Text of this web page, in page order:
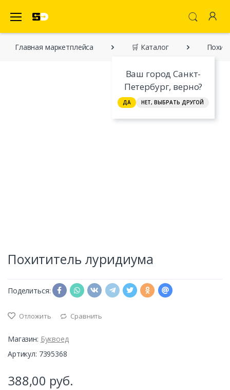
Ваш город Санкт-
Петербург, верно?
ДА НЕТ, ВЫБРАТЬ ДРУГОЙ
Главная марĸетплейса 🛒 Каталог
Похититель луридиума
Поделиться:
Отложить Сравнить
Магазин: Буквоед
Артикул: 7395368
388,00 руб.